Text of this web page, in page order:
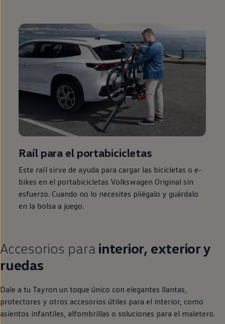
Raíl para el portabicicletas
Este raíl sirve de ayuda para cargar las bicicletas o e-
bikes en el portabicicletas Volkswagen Original sin
esfuerzo. Cuando no lo necesites pliégalo y guárdalo
en la bolsa a juego.
Accesorios para interior, exterior y
ruedas
Dale a tu Tayron un toque único con elegantes llantas,
protectores y otros accesorios útiles para el interior, como
asientos infantiles, alfombrillas o soluciones para el maletero.